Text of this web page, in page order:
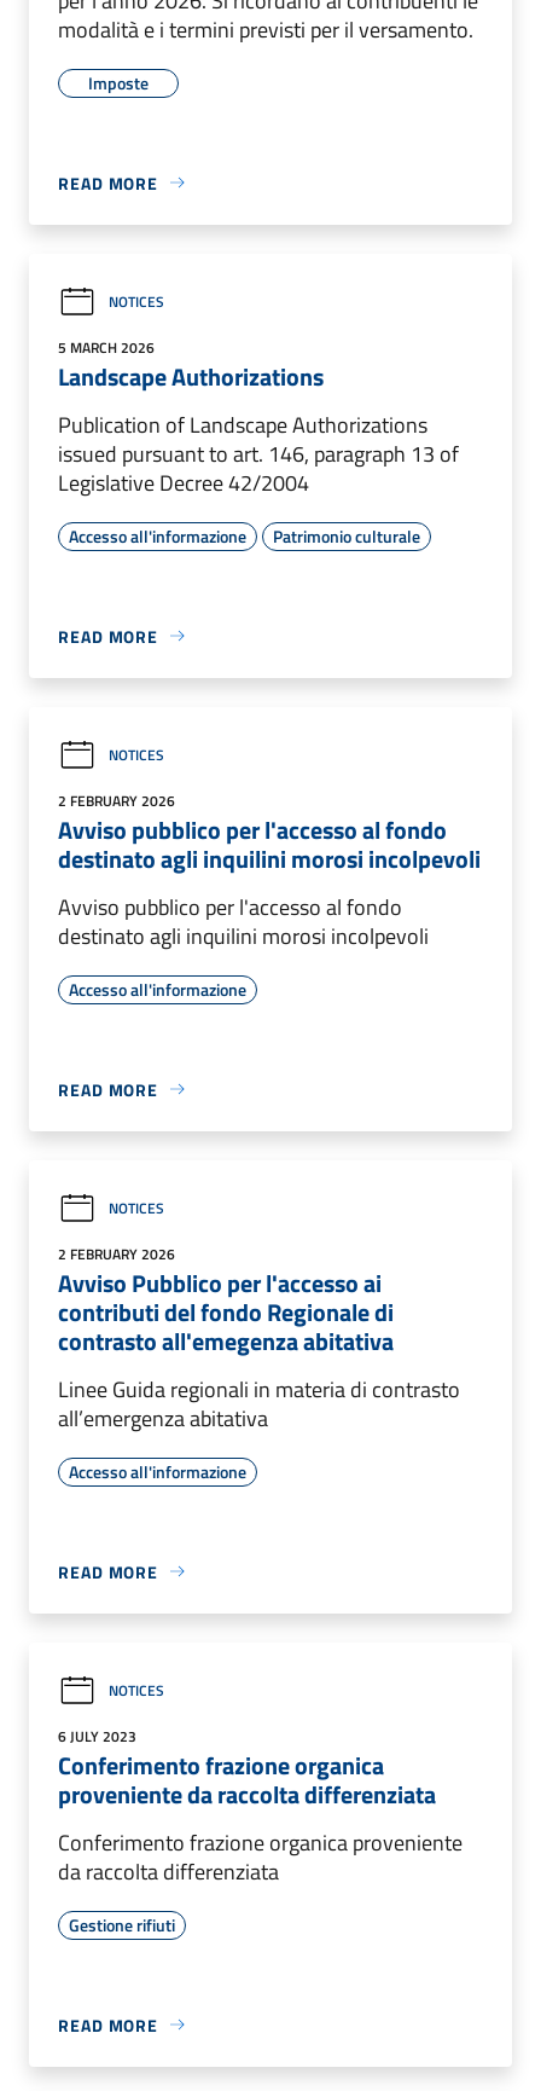
modalità e i termini previsti per il versamento.
Imposte
READ MORE
NOTICES
5 MARCH 2026
Landscape Authorizations
Publication of Landscape Authorizations
issued pursuant to art. 146, paragraph 13 of
Legislative Decree 42/2004
Accesso all'informazione Patrimonio culturale
READ MORE
NOTICES
2 FEBRUARY 2026
Avviso pubblico per l'accesso al fondo
destinato agli inquilini morosi incolpevoli
Avviso pubblico per l'accesso al fondo
destinato agli inquilini morosi incolpevoli
Accesso all'informazione
READ MORE
NOTICES
2 FEBRUARY 2026
Avviso Pubblico per l'accesso ai
contributi del fondo Regionale di
contrasto all'emegenza abitativa
Linee Guida regionali in materia di contrasto
all’emergenza abitativa
Accesso all'informazione
READ MORE
NOTICES
6 JULY 2023
Conferimento frazione organica
proveniente da raccolta differenziata
Conferimento frazione organica proveniente
da raccolta differenziata
Gestione rifiuti
READ MORE